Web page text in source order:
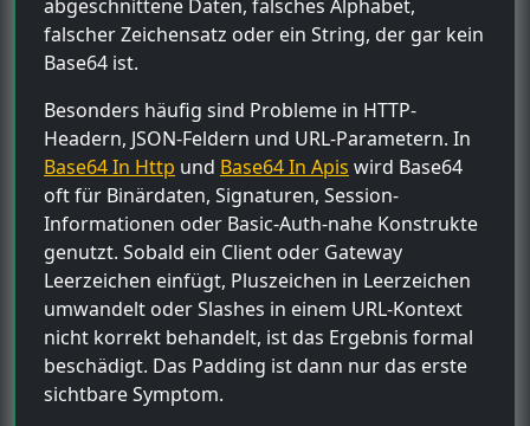
abgeschnittene Daten, falsches Alphabet,
falscher Zeichensatz oder ein String, der gar kein
Base64 ist.
Besonders häufig sind Probleme in HTTP-
Headern, JSON-Feldern und URL-Parametern. In
Base64 In Http und Base64 In Apis wird Base64
oft für Binärdaten, Signaturen, Session-
Informationen oder Basic-Auth-nahe Konstrukte
genutzt. Sobald ein Client oder Gateway
Leerzeichen einfügt, Pluszeichen in Leerzeichen
umwandelt oder Slashes in einem URL-Kontext
nicht korrekt behandelt, ist das Ergebnis formal
beschädigt. Das Padding ist dann nur das erste
sichtbare Symptom.